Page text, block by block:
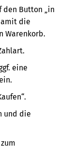
Buch
den Button „in
die
Warenkorb.
eine
und die